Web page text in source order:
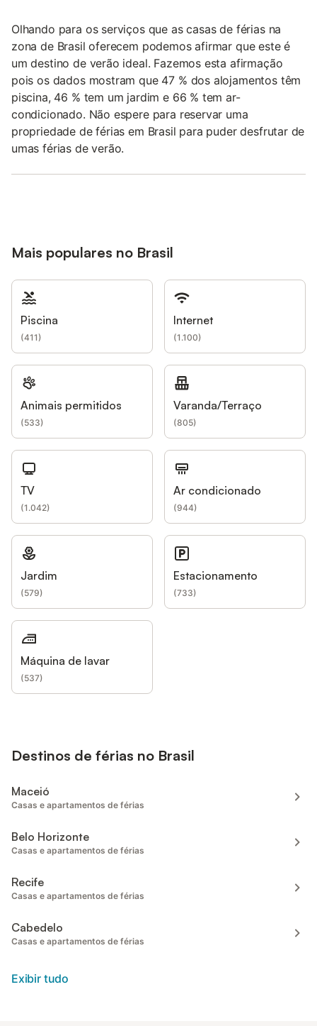
Olhando para os serviços que as casas de férias na
zona de Brasil oferecem podemos afirmar que este é
um destino de verão ideal. Fazemos esta afirmação
pois os dados mostram que 47 % dos alojamentos têm
piscina, 46 % tem um jardim e 66 % tem ar-
condicionado. Não espere para reservar uma
propriedade de férias em Brasil para puder desfrutar de
umas férias de verão.
Mais populares no Brasil
Piscina
(411)
Internet
(1.100)
Animais permitidos
(533)
Varanda/Terraço
(805)
TV
(1.042)
Ar condicionado
(944)
Jardim
(579)
Estacionamento
(733)
Máquina de lavar
(537)
Destinos de férias no Brasil
Maceió
Casas e apartamentos de férias
Belo Horizonte
Casas e apartamentos de férias
Recife
Casas e apartamentos de férias
Cabedelo
Casas e apartamentos de férias
Exibir tudo